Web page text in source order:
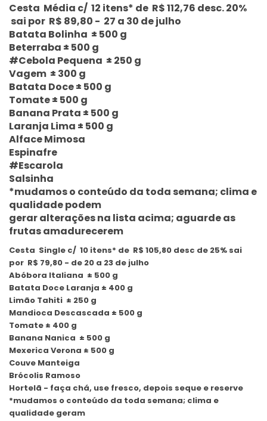
Cesta Média c/ 12 itens* de R$ 112,76 desc. 20%
sai por R$ 89,80 - 27 a 30 de julho
Batata Bolinha ± 500 g
Beterraba ± 500 g
#Cebola Pequena ± 250 g
Vagem ± 300 g
Batata Doce ± 500 g
Tomate ± 500 g
Banana Prata ± 500 g
Laranja Lima ± 500 g
Alface Mimosa
Espinafre
#Escarola
Salsinha
*mudamos o conteúdo da toda semana; clima e
qualidade podem
gerar alterações na lista acima; aguarde as
frutas amadurecerem
Cesta Single c/ 10 itens* de R$ 105,80 desc de 25% sai
por R$ 79,80 - de 20 a 23 de julho
Abóbora Italiana ± 500 g
Batata Doce Laranja ± 400 g
Limão Tahiti ± 250 g
Mandioca Descascada ± 500 g
Tomate ± 400 g
Banana Nanica ± 500 g
Mexerica Verona ± 500 g
Couve Manteiga
Brócolis Ramoso
Hortelã - faça chá, use fresco, depois seque e reserve
*mudamos o conteúdo da toda semana; clima e
qualidade geram